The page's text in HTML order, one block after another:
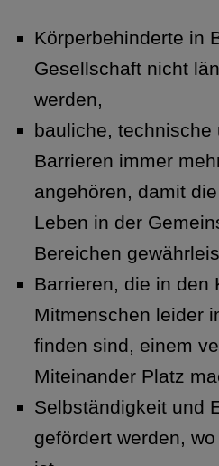
Körperbehinderte in
Gesellschaft nicht
werden,
bauliche, technische
Barrieren immer
angehören, damit
Leben in der
Bereichen
Barrieren, die in den
Mitmenschen leider
finden sind, einem
Miteinander Platz
Selbständigkeit und
gefördert werden,